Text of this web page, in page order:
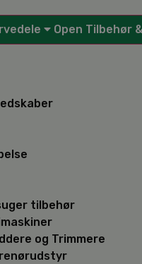
Open Tilbehør
tilbehør
og Trimmere